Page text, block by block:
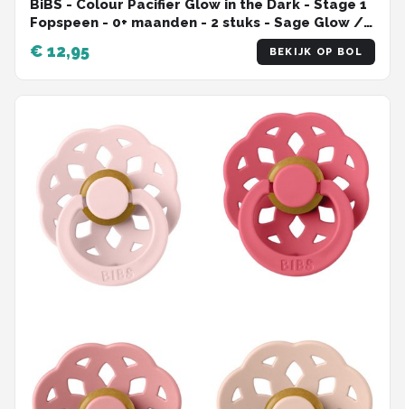
BiBS - Colour Pacifier Glow in the Dark - Stage 1
Fopspeen - 0+ maanden - 2 stuks - Sage Glow /
€ 12,95 BEKIJK OP BOL